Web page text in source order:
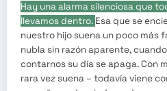
Hay una alarma silenciosa que
llevamos dentro. Esa que se
nuestro hijo suena un poco más
nubla sin razón aparente,
contarnos su día se apaga. Con
rara vez suena – todavía viene